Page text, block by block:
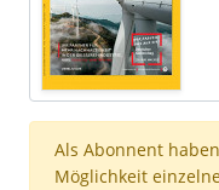
Als Abonnent
Möglichkeit